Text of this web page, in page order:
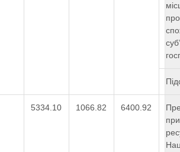
5334.10 1066.82 6400.92